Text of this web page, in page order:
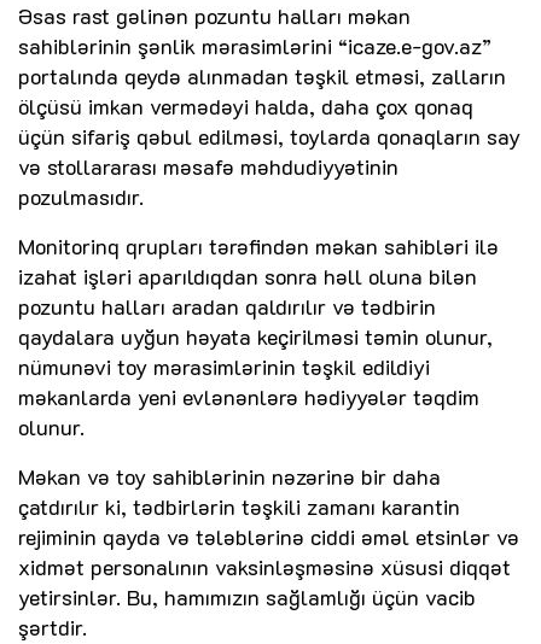
Əsas rast gəlinən pozuntu halları məkan
sahiblərinin şənlik mərasimlərini “icaze.e-gov.az”
portalında qeydə alınmadan təşkil etməsi, zalların
ölçüsü imkan vermədəyi halda, daha çox qonaq
üçün sifariş qəbul edilməsi, toylarda qonaqların say
və stollararası məsafə məhdudiyyətinin
pozulmasıdır.
Monitorinq qrupları tərəfindən məkan sahibləri ilə
izahat işləri aparıldıqdan sonra həll oluna bilən
pozuntu halları aradan qaldırılır və tədbirin
qaydalara uyğun həyata keçirilməsi təmin olunur,
nümunəvi toy mərasimlərinin təşkil edildiyi
məkanlarda yeni evlənənlərə hədiyyələr təqdim
olunur.
Məkan və toy sahiblərinin nəzərinə bir daha
çatdırılır ki, tədbirlərin təşkili zamanı karantin
rejiminin qayda və tələblərinə ciddi əməl etsinlər və
xidmət personalının vaksinləşməsinə xüsusi diqqət
yetirsinlər. Bu, hamımızın sağlamlığı üçün vacib
şərtdir.